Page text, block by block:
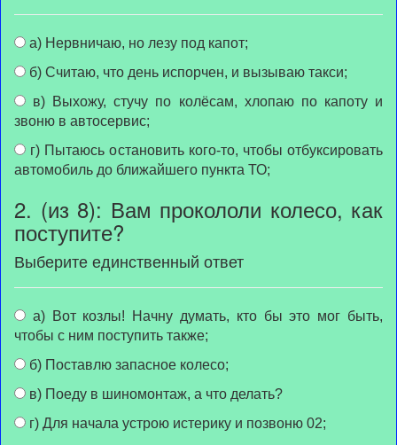
а) Нервничаю, но лезу под капот;
б) Считаю, что день испорчен, и вызываю такси;
в) Выхожу, стучу по колёсам, хлопаю по капоту и
звоню в автосервис;
г) Пытаюсь остановить кого-то, чтобы отбуксировать
автомобиль до ближайшего пункта ТО;
2. (из 8): Вам прокололи колесо, как
поступите?
Выберите единственный ответ
а) Вот козлы! Начну думать, кто бы это мог быть,
чтобы с ним поступить также;
б) Поставлю запасное колесо;
в) Поеду в шиномонтаж, а что делать?
г) Для начала устрою истерику и позвоню 02;